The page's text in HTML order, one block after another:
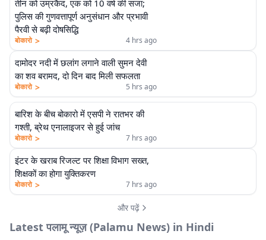
तीन को उम्रकैद, एक को 10 वर्ष की सजा;
पुलिस की गुणवत्तापूर्ण अनुसंधान और प्रभावी
पैरवी से बढ़ी दोषसिद्धि
बोकारो > 4 hrs ago
दामोदर नदी में छलांग लगाने वाली सुमन देवी
का शव बरामद, दो दिन बाद मिली सफलता
बोकारो > 5 hrs ago
बारिश के बीच बोकारो में एसपी ने रातभर की
गश्ती, ब्रेथ एनालाइजर से हुई जांच
बोकारो > 7 hrs ago
इंटर के खराब रिजल्ट पर शिक्षा विभाग सख्त,
शिक्षकों का होगा युक्तिकरण
बोकारो > 7 hrs ago
और पढ़ें
Latest पलामू न्यूज़ (Palamu News) in Hindi